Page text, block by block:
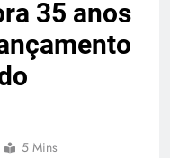
35 anos
5 Mins